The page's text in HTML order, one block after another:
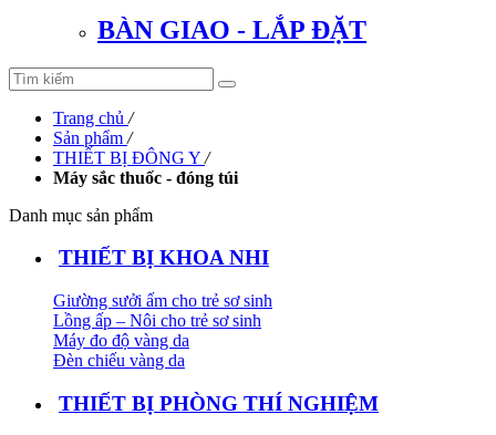
BÀN GIAO - LẮP ĐẶT
Trang chủ /
Sản phẩm /
THIẾT BỊ ĐÔNG Y /
Máy sắc thuốc - đóng túi
Danh mục sản phẩm
THIẾT BỊ KHOA NHI
Giường sưởi ấm cho trẻ sơ sinh
Lồng ấp – Nôi cho trẻ sơ sinh
Máy đo độ vàng da
Đèn chiếu vàng da
THIẾT BỊ PHÒNG THÍ NGHIỆM